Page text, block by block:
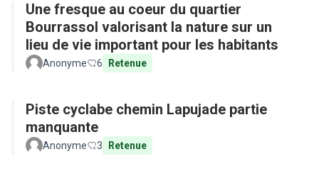
Une fresque au coeur du quartier
Bourrassol valorisant la nature sur un
lieu de vie important pour les habitants
Anonyme 6 Retenue
Piste cyclabe chemin Lapujade partie
manquante
Anonyme 3 Retenue